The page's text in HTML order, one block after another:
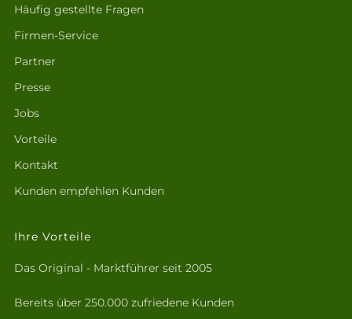
Häufig gestellte Fragen
Firmen-Service
Partner
Presse
Jobs
Vorteile
Kontakt
Kunden empfehlen Kunden
Ihre Vorteile
Das Original - Marktführer seit 2005
Bereits über 250.000 zufriedene Kunden